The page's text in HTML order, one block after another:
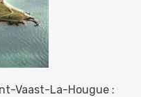
Vaast-La-Hougue :